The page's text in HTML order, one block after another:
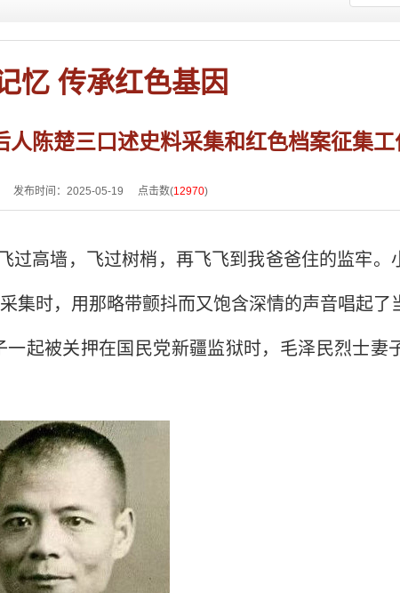
忆 传承红色基因
陈楚三口述史料采集和红色档案征集工
发布时间：2025-05-19 点击数(12970)
高墙，飞过树梢，再飞飞到我爸爸住的监牢。
集时，用那略带颤抖而又饱含深情的声音唱起了
起被关押在国民党新疆监狱时，毛泽民烈士妻